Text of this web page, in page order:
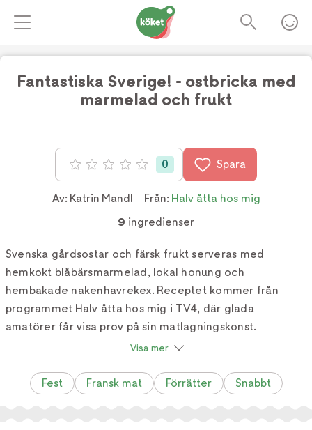
Fantastiska Sverige! - ostbricka med
marmelad och frukt
Betyg: 0 av 5 0 Spara
Av: Katrin Mandl Från: Halv åtta hos mig
9 ingredienser
Svenska gårdsostar och färsk frukt serveras med
hemkokt blåbärsmarmelad, lokal honung och
hembakade nakenhavrekex. Receptet kommer från
programmet Halv åtta hos mig i TV4, där glada
amatörer får visa prov på sin matlagningskonst.
Visa mer
Fest Fransk mat Förrätter Snabbt